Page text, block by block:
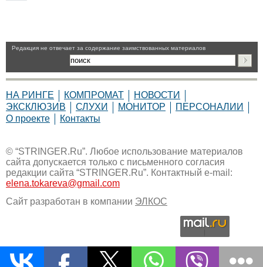
Pедакция не отвечает за содержание заимствованных материалов
НА РИНГЕ КОМПРОМАТ
НОВОСТИ
ЭКСКЛЮЗИВ
СЛУХИ МОНИТОР
ПЕРСОНАЛИИ
О проекте
Контакты
© “STRINGER.Ru”. Любое использование материалов
сайта допускается только с письменного согласия
редакции сайта “STRINGER.Ru”. Контактный e-mail:
elena.tokareva@gmail.com
Сайт разработан в компании ЭЛКОС